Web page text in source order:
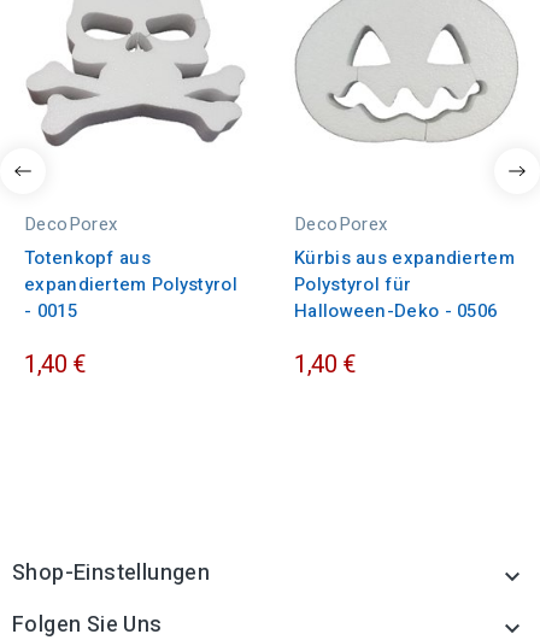
DecoPorex
Totenkopf aus
expandiertem Polystyrol
- 0015
1,40 €
DecoPorex
Kürbis aus expandiertem
Polystyrol für
Halloween-Deko - 0506
1,40 €
Shop-Einstellungen 
Folgen Sie Uns 